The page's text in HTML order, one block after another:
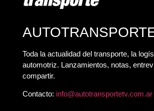
Toda la actualidad del transporte, la
automotriz. Lanzamientos, notas,
compartir.
Contacto: info@autotransportetv.com.ar